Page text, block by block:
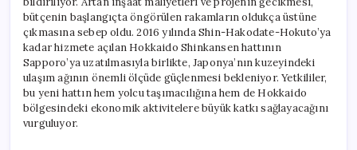
bütçenin başlangıçta öngörülen rakamların oldukça üstüne
çıkmasına sebep oldu. 2016 yılında Shin-Hakodate-Hokuto’ya
kadar hizmete açılan Hokkaido Shinkansen hattının
Sapporo’ya uzatılmasıyla birlikte, Japonya’nın kuzeyindeki
ulaşım ağının önemli ölçüde güçlenmesi bekleniyor. Yetkililer,
bu yeni hattın hem yolcu taşımacılığına hem de Hokkaido
bölgesindeki ekonomik aktivitelere büyük katkı sağlayacağını
vurguluyor.